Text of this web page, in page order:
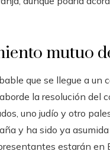
mutuo
que se llegue a
la resolución del
uno judío y otro
y ha sido ya
estarán en